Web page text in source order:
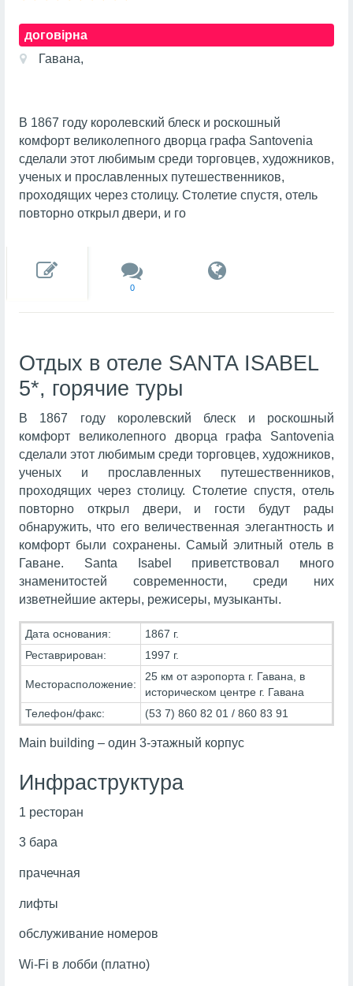
договірна
Гавана,
В 1867 году королевский блеск и роскошный
комфорт великолепного дворца графа Santovenia
сделали этот любимым среди торговцев, художников,
ученых и прославленных путешественников,
проходящих через столицу. Столетие спустя, отель
повторно открыл двери, и го
0
Отдых в отеле SANTA ISABEL
5*, горячие туры
В 1867 году королевский блеск и роскошный
комфорт великолепного дворца графа Santovenia
сделали этот любимым среди торговцев, художников,
ученых и прославленных путешественников,
проходящих через столицу. Столетие спустя, отель
повторно открыл двери, и гости будут рады
обнаружить, что его величественная элегантность и
комфорт были сохранены. Самый элитный отель в
Гаване. Santa Isabel приветствовал много
знаменитостей современности, среди них
изветнейшие актеры, режисеры, музыканты.
Дата основания:
1867 г.
Реставрирован:
1997 г.
Месторасположение:
25 км от аэропорта г. Гавана, в
историческом центре г. Гавана
Телефон/факс:
(53 7) 860 82 01 / 860 83 91
Main building – один 3-этажный корпус
Инфраструктура
1 ресторан
3 бара
прачечная
лифты
обслуживание номеров
Wi-Fi в лобби (платно)